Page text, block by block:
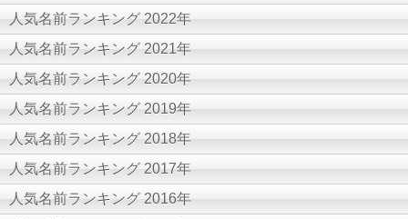
人気名前ランキング 2022年
人気名前ランキング 2021年
人気名前ランキング 2020年
人気名前ランキング 2019年
人気名前ランキング 2018年
人気名前ランキング 2017年
人気名前ランキング 2016年